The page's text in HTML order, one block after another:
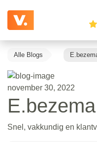
Alle Blogs
november 30, 2022
Snel, vakkundig en